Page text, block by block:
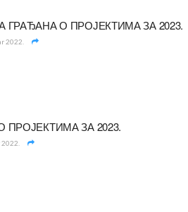
ГРАЂАНА О ПРОЈЕКТИМА ЗА 2023.
2022.
ЗА 2023.